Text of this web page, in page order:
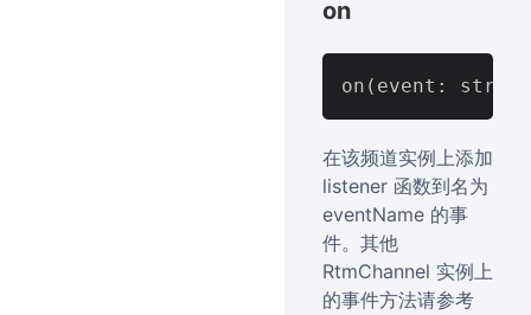
on
在该频道实例上添加
listener 函数到名为
eventName 的事
件。其他
RtmChannel 实例上
的事件方法请参考